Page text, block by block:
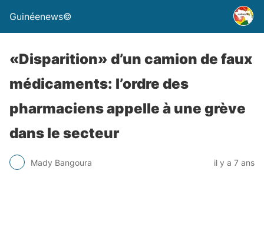
Guinéenews©
«Disparition» d’un camion de faux
médicaments: l’ordre des
pharmaciens appelle à une grève
dans le secteur
Mady Bangoura il y a 7 ans